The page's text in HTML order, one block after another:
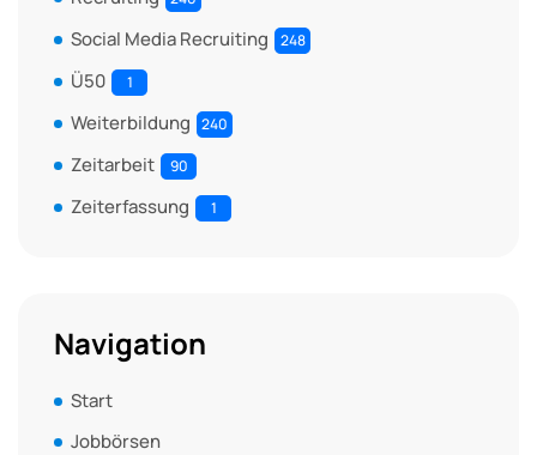
Social Media Recruiting 248
Ü50 1
Weiterbildung 240
Zeitarbeit 90
Zeiterfassung 1
Navigation
Start
Jobbörsen